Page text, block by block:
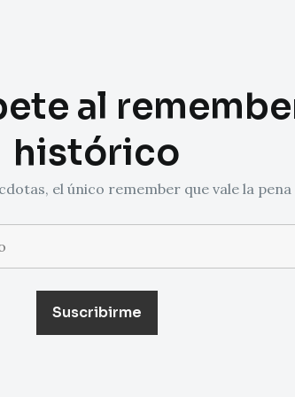
al
histórico
el único remember que vale la pena